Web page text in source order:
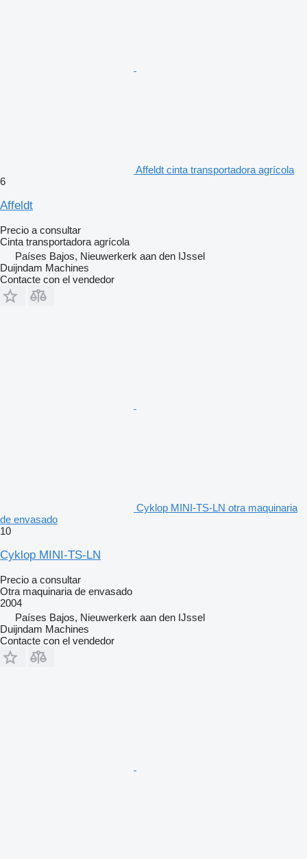
Affeldt cinta transportadora agrícola
6
Affeldt
Precio a consultar
Cinta transportadora agrícola
Países Bajos, Nieuwerkerk aan den IJssel
Duijndam Machines
Contacte con el vendedor
Cyklop MINI-TS-LN otra maquinaria
de envasado
10
Cyklop MINI-TS-LN
Precio a consultar
Otra maquinaria de envasado
2004
Países Bajos, Nieuwerkerk aan den IJssel
Duijndam Machines
Contacte con el vendedor